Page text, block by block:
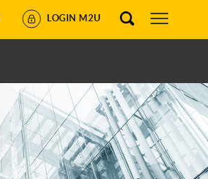
LOGIN M2U